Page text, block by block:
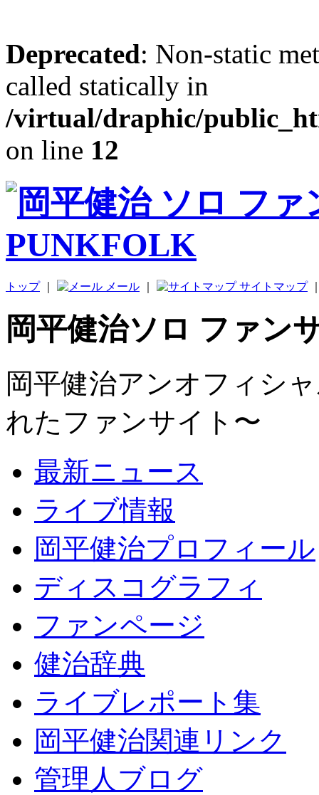
Deprecated: Non-static
called statically in
/virtual/draphic/
on line 12
トップ｜ メール サイトマップ
岡平健治ソロ ファン
岡平健治アンオフィシ
れたファンサイト〜
最新ニュース
ライブ情報
岡平健治プロフィール
ディスコグラフィ
ファンページ
健治辞典
ライブレポート集
岡平健治関連リンク
管理人ブログ